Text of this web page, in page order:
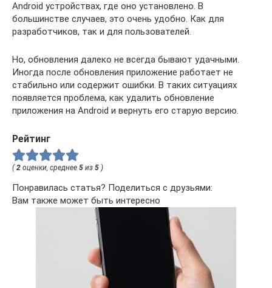
Android устройствах, где оно установлено. В
большинстве случаев, это очень удобно. Как для
разработчиков, так и для пользователей.
Но, обновления далеко не всегда бывают удачными.
Иногда после обновления приложение работает не
стабильно или содержит ошибки. В таких ситуациях
появляется проблема, как удалить обновление
приложения на Android и вернуть его старую версию.
Рейтинг
( 2 оценки, среднее 5 из 5 )
Понравилась статья? Поделиться с друзьями:
Вам также может быть интересно